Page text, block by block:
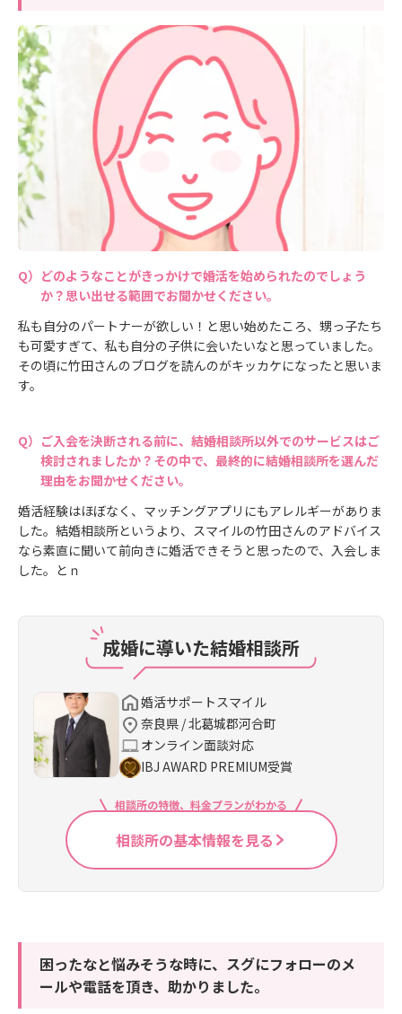
どのようなことがきっかけで婚活を始められたのでしょう
か？思い出せる範囲でお聞かせください。
私も自分のパートナーが欲しい！と思い始めたころ、甥っ子たち
も可愛すぎて、私も自分の子供に会いたいなと思っていました。
その頃に竹田さんのブログを読んのがキッカケになったと思いま
す。
ご入会を決断される前に、結婚相談所以外でのサービスはご
検討されましたか？その中で、最終的に結婚相談所を選んだ
理由をお聞かせください。
婚活経験はほぼなく、マッチングアプリにもアレルギーがありま
した。結婚相談所というより、スマイルの竹田さんのアドバイス
なら素直に聞いて前向きに婚活できそうと思ったので、入会しま
した。とｎ
成婚に導いた結婚相談所
婚活サポートスマイル
奈良県 / 北葛城郡河合町
オンライン面談対応
IBJ AWARD PREMIUM受賞
相談所の特徴、料金プランがわかる
相談所の基本情報を見る
困ったなと悩みそうな時に、スグにフォローのメ
ールや電話を頂き、助かりました。